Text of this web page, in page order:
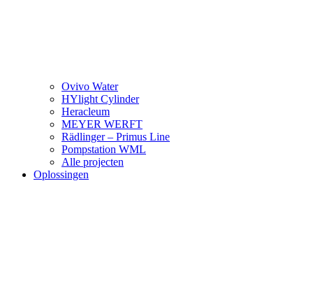
Ovivo Water
HYlight Cylinder
Heracleum
MEYER WERFT
Rädlinger – Primus Line
Pompstation WML
Alle projecten
Oplossingen